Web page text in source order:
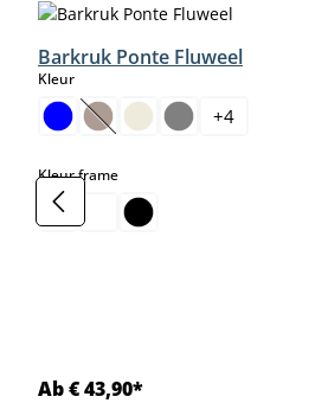
Barkruk Ponte Fluweel
Kleurselect
(Deze optie is momenteel niet
+4
Kleur frameselect
Ab € 43,90*